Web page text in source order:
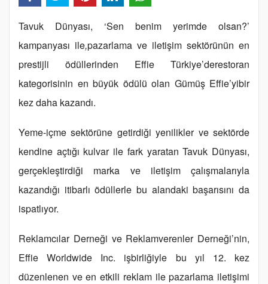
Tavuk Dünyası, ‘Sen benim yerimde olsan?’
kampanyası ile,pazarlama ve iletişim sektörünün en
prestijli ödüllerinden Effie Türkiye’derestoran
kategorisinin en büyük ödülü olan Gümüş Effie’yibir
kez daha kazandı.
Yeme-içme sektörüne getirdiği yenilikler ve sektörde
kendine açtığı kulvar ile fark yaratan Tavuk Dünyası,
gerçekleştirdiği marka ve iletişim çalışmalarıyla
kazandığı itibarlı ödüllerle bu alandaki başarısını da
ispatlıyor.
Reklamcılar Derneği ve Reklamverenler Derneği’nin,
Effie Worldwide Inc. işbirliğiyle bu yıl 12. kez
düzenlenen ve en etkili reklam ile pazarlama iletişimi